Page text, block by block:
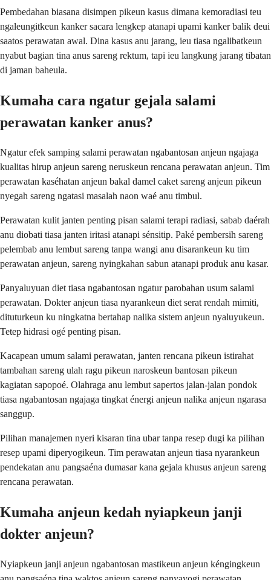
Pembedahan biasana disimpen pikeun kasus dimana kemoradiasi teu
ngaleungitkeun kanker sacara lengkep atanapi upami kanker balik deui
saatos perawatan awal. Dina kasus anu jarang, ieu tiasa ngalibatkeun
nyabut bagian tina anus sareng rektum, tapi ieu langkung jarang tibatan
di jaman baheula.
Kumaha cara ngatur gejala salami
perawatan kanker anus?
Ngatur efek samping salami perawatan ngabantosan anjeun ngajaga
kualitas hirup anjeun sareng neruskeun rencana perawatan anjeun. Tim
perawatan kaséhatan anjeun bakal damel caket sareng anjeun pikeun
nyegah sareng ngatasi masalah naon waé anu timbul.
Perawatan kulit janten penting pisan salami terapi radiasi, sabab daérah
anu diobati tiasa janten iritasi atanapi sénsitip. Paké pembersih sareng
pelembab anu lembut sareng tanpa wangi anu disarankeun ku tim
perawatan anjeun, sareng nyingkahan sabun atanapi produk anu kasar.
Panyaluyuan diet tiasa ngabantosan ngatur parobahan usum salami
perawatan. Dokter anjeun tiasa nyarankeun diet serat rendah mimiti,
dituturkeun ku ningkatna bertahap nalika sistem anjeun nyaluyukeun.
Tetep hidrasi ogé penting pisan.
Kacapean umum salami perawatan, janten rencana pikeun istirahat
tambahan sareng ulah ragu pikeun naroskeun bantosan pikeun
kagiatan sapopoé. Olahraga anu lembut sapertos jalan-jalan pondok
tiasa ngabantosan ngajaga tingkat énergi anjeun nalika anjeun ngarasa
sanggup.
Pilihan manajemen nyeri kisaran tina ubar tanpa resep dugi ka pilihan
resep upami diperyogikeun. Tim perawatan anjeun tiasa nyarankeun
pendekatan anu pangsaéna dumasar kana gejala khusus anjeun sareng
rencana perawatan.
Kumaha anjeun kedah nyiapkeun janji
dokter anjeun?
Nyiapkeun janji anjeun ngabantosan mastikeun anjeun kéngingkeun